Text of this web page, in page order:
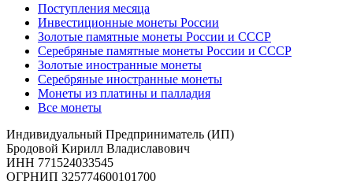
Поступления месяца
Инвестиционные монеты России
Золотые памятные монеты России и СССР
Серебряные памятные монеты России и СССР
Золотые иностранные монеты
Серебряные иностранные монеты
Монеты из платины и палладия
Все монеты
Индивидуальный Предприниматель (ИП)
Бродовой Кирилл Владиславович
ИНН 771524033545
ОГРНИП 325774600101700